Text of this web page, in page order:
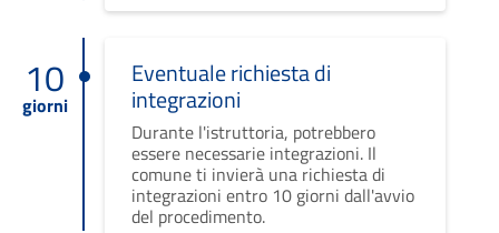
10
giorni
Eventuale richiesta di
integrazioni
Durante l'istruttoria, potrebbero
essere necessarie integrazioni. Il
comune ti invierà una richiesta di
integrazioni entro 10 giorni dall'avvio
del procedimento.